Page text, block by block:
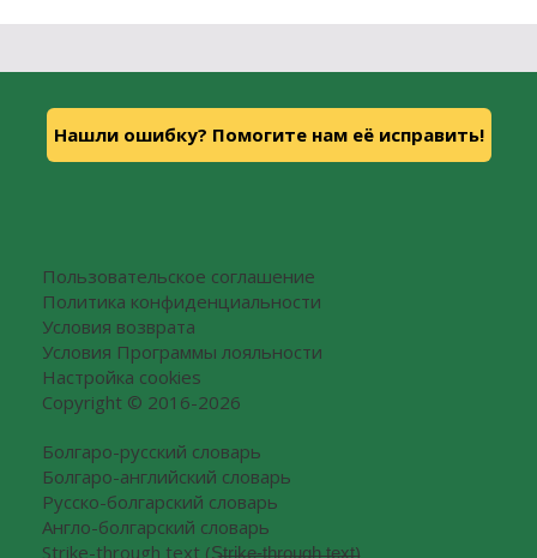
Нашли ошибку? Помогите нам её исправить!
Пользовательское соглашение
Политика конфиденциальности
Условия возврата
Условия Программы лояльности
Настройка cookies
Copyright © 2016-2026
Болгаро-русский словарь
Болгаро-английский словарь
Русско-болгарский словарь
Англо-болгарский словарь
Strike-through text (S̶t̶r̶i̶k̶e̶-̶t̶h̶r̶o̶u̶g̶h̶ ̶t̶e̶x̶t̶)